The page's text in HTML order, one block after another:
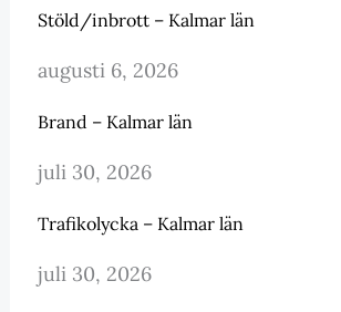
Stöld/inbrott – Kalmar län
augusti 6, 2026
Brand – Kalmar län
juli 30, 2026
Trafikolycka – Kalmar län
juli 30, 2026